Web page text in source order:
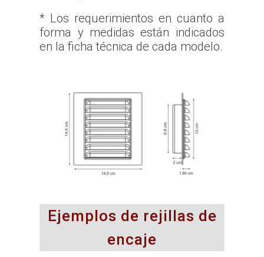
* Los requerimientos en cuanto a
forma y medidas están indicados
en la ficha técnica de cada modelo.
Ejemplos de rejillas de
encaje